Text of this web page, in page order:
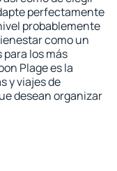
perfectamente
probablemente
como un
los más
Plage es la
y viajes de
desean organizar